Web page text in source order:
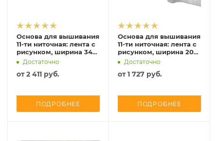
Основа для вышивания
11-ти ниточная: лента с
рисунком, ширина 34
см, Vaupel, 5101-340-
23613
Достаточно
от2 411 руб.
ПОДРОБНЕЕ
Основа для вышивания
11-ти ниточная: лента с
рисунком, ширина 20
см, Vaupel, 5085-200-
901
Достаточно
от1 727 руб.
ПОДРОБНЕЕ